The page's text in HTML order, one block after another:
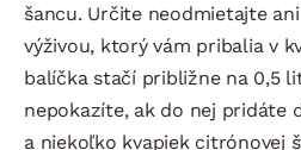
šancu. Určite neodmietajte
výživou, ktorý vám pribalia v
balíčka stačí približne na 0,5
nepokazíte, ak do nej pridáte
a niekoľko kvapiek citrónovej